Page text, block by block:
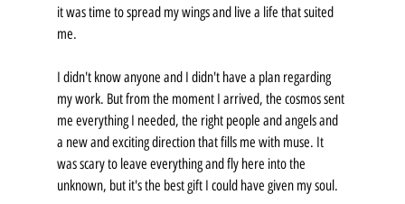
it was time to spread my wings and live a life that suited
me.
I didn't know anyone and I didn't have a plan regarding
my work. But from the moment I arrived, the cosmos sent
me everything I needed, the right people and angels and
a new and exciting direction that fills me with muse. It
was scary to leave everything and fly here into the
unknown, but it's the best gift I could have given my soul.